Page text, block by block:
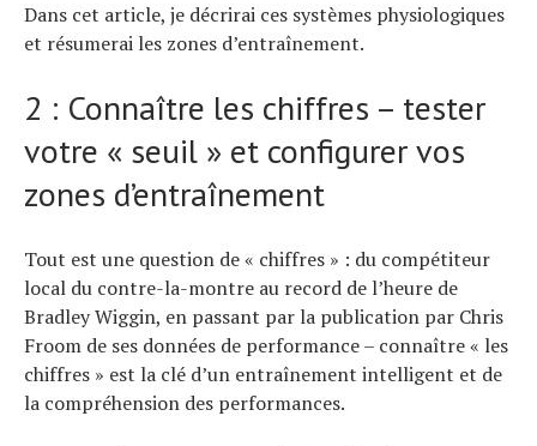
Dans cet article, je décrirai ces systèmes physiologiques
et résumerai les zones d’entraînement.
2 : Connaître les chiffres – tester
votre « seuil » et configurer vos
zones d’entraînement
Tout est une question de « chiffres » : du compétiteur
local du contre-la-montre au record de l’heure de
Bradley Wiggin, en passant par la publication par Chris
Froom de ses données de performance – connaître « les
chiffres » est la clé d’un entraînement intelligent et de
la compréhension des performances.